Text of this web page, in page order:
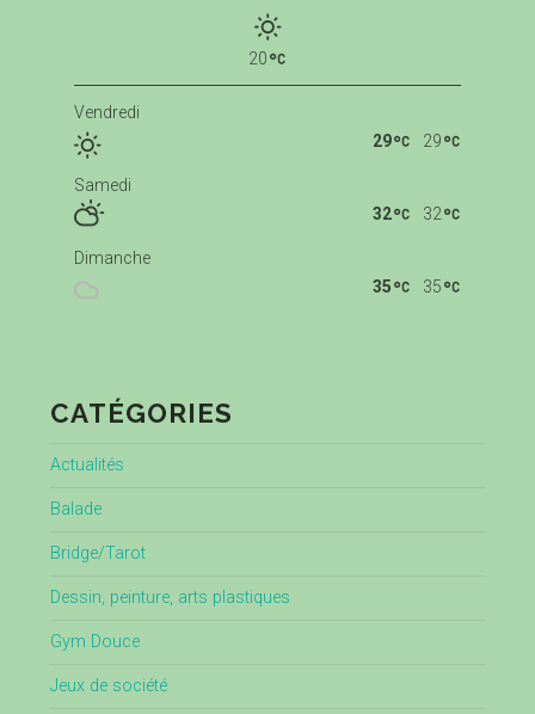
20
Vendredi
29
29
Samedi
32
32
Dimanche
35
35
CATÉGORIES
Actualités
Balade
Bridge/Tarot
Dessin, peinture, arts plastiques
Gym Douce
Jeux de société